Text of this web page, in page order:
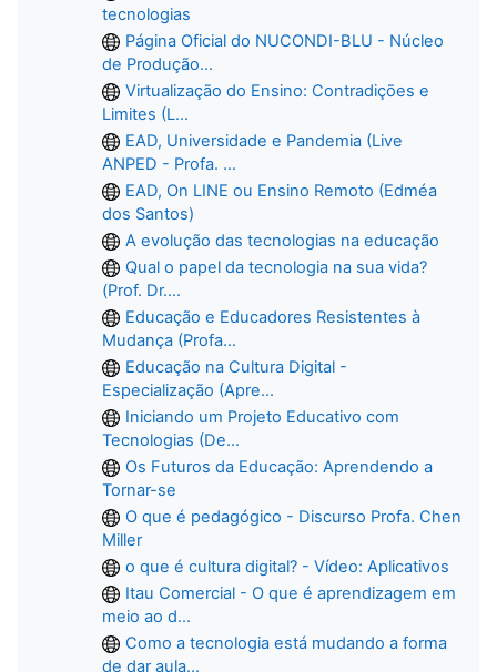
tecnologias
Página Oficial do NUCONDI-BLU - Núcleo
de Produção...
Virtualização do Ensino: Contradições e
Limites (L...
EAD, Universidade e Pandemia (Live
ANPED - Profa. ...
EAD, On LINE ou Ensino Remoto (Edméa
dos Santos)
A evolução das tecnologias na educação
Qual o papel da tecnologia na sua vida?
(Prof. Dr....
Educação e Educadores Resistentes à
Mudança (Profa...
Educação na Cultura Digital -
Especialização (Apre...
Iniciando um Projeto Educativo com
Tecnologias (De...
Os Futuros da Educação: Aprendendo a
Tornar-se
O que é pedagógico - Discurso Profa. Chen
Miller
o que é cultura digital? - Vídeo: Aplicativos
Itau Comercial - O que é aprendizagem em
meio ao d...
Como a tecnologia está mudando a forma
de dar aula...